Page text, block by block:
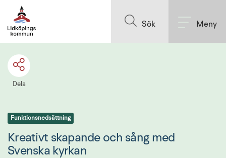
Sök Meny
Dela
Funktionsnedsättning
Kreativt skapande och sång med
Svenska kyrkan